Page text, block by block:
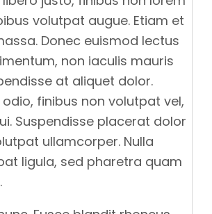
volutpat augue. Etiam et
Donec euismod lectus
non iaculis mauris
at aliquet dolor.
odio, finibus non volutpat vel,
Suspendisse placerat dolor
ullamcorper. Nulla
ligula, sed pharetra quam